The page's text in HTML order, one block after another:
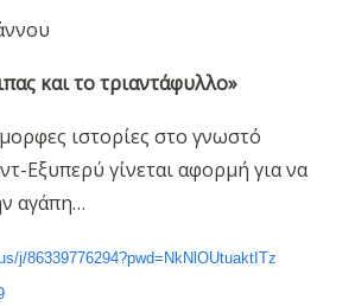
και το τριαντάφυλλο»
ιστορίες στο γνωστό
Εξυπερύ γίνεται αφορμή για να
αγάπη…
/j/86339776294?pwd= NkNlOUtuaktITz